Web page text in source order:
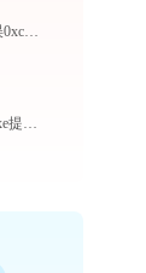
酷狗相关进程RunGame.exe应用程序错误0xc0000006解决方法
夜神模拟器多开器 MultiPlayerManager.exe提示缺少hid.dll文件的解决办法